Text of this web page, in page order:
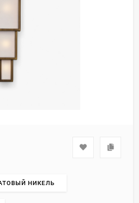
НИКЕЛЬ